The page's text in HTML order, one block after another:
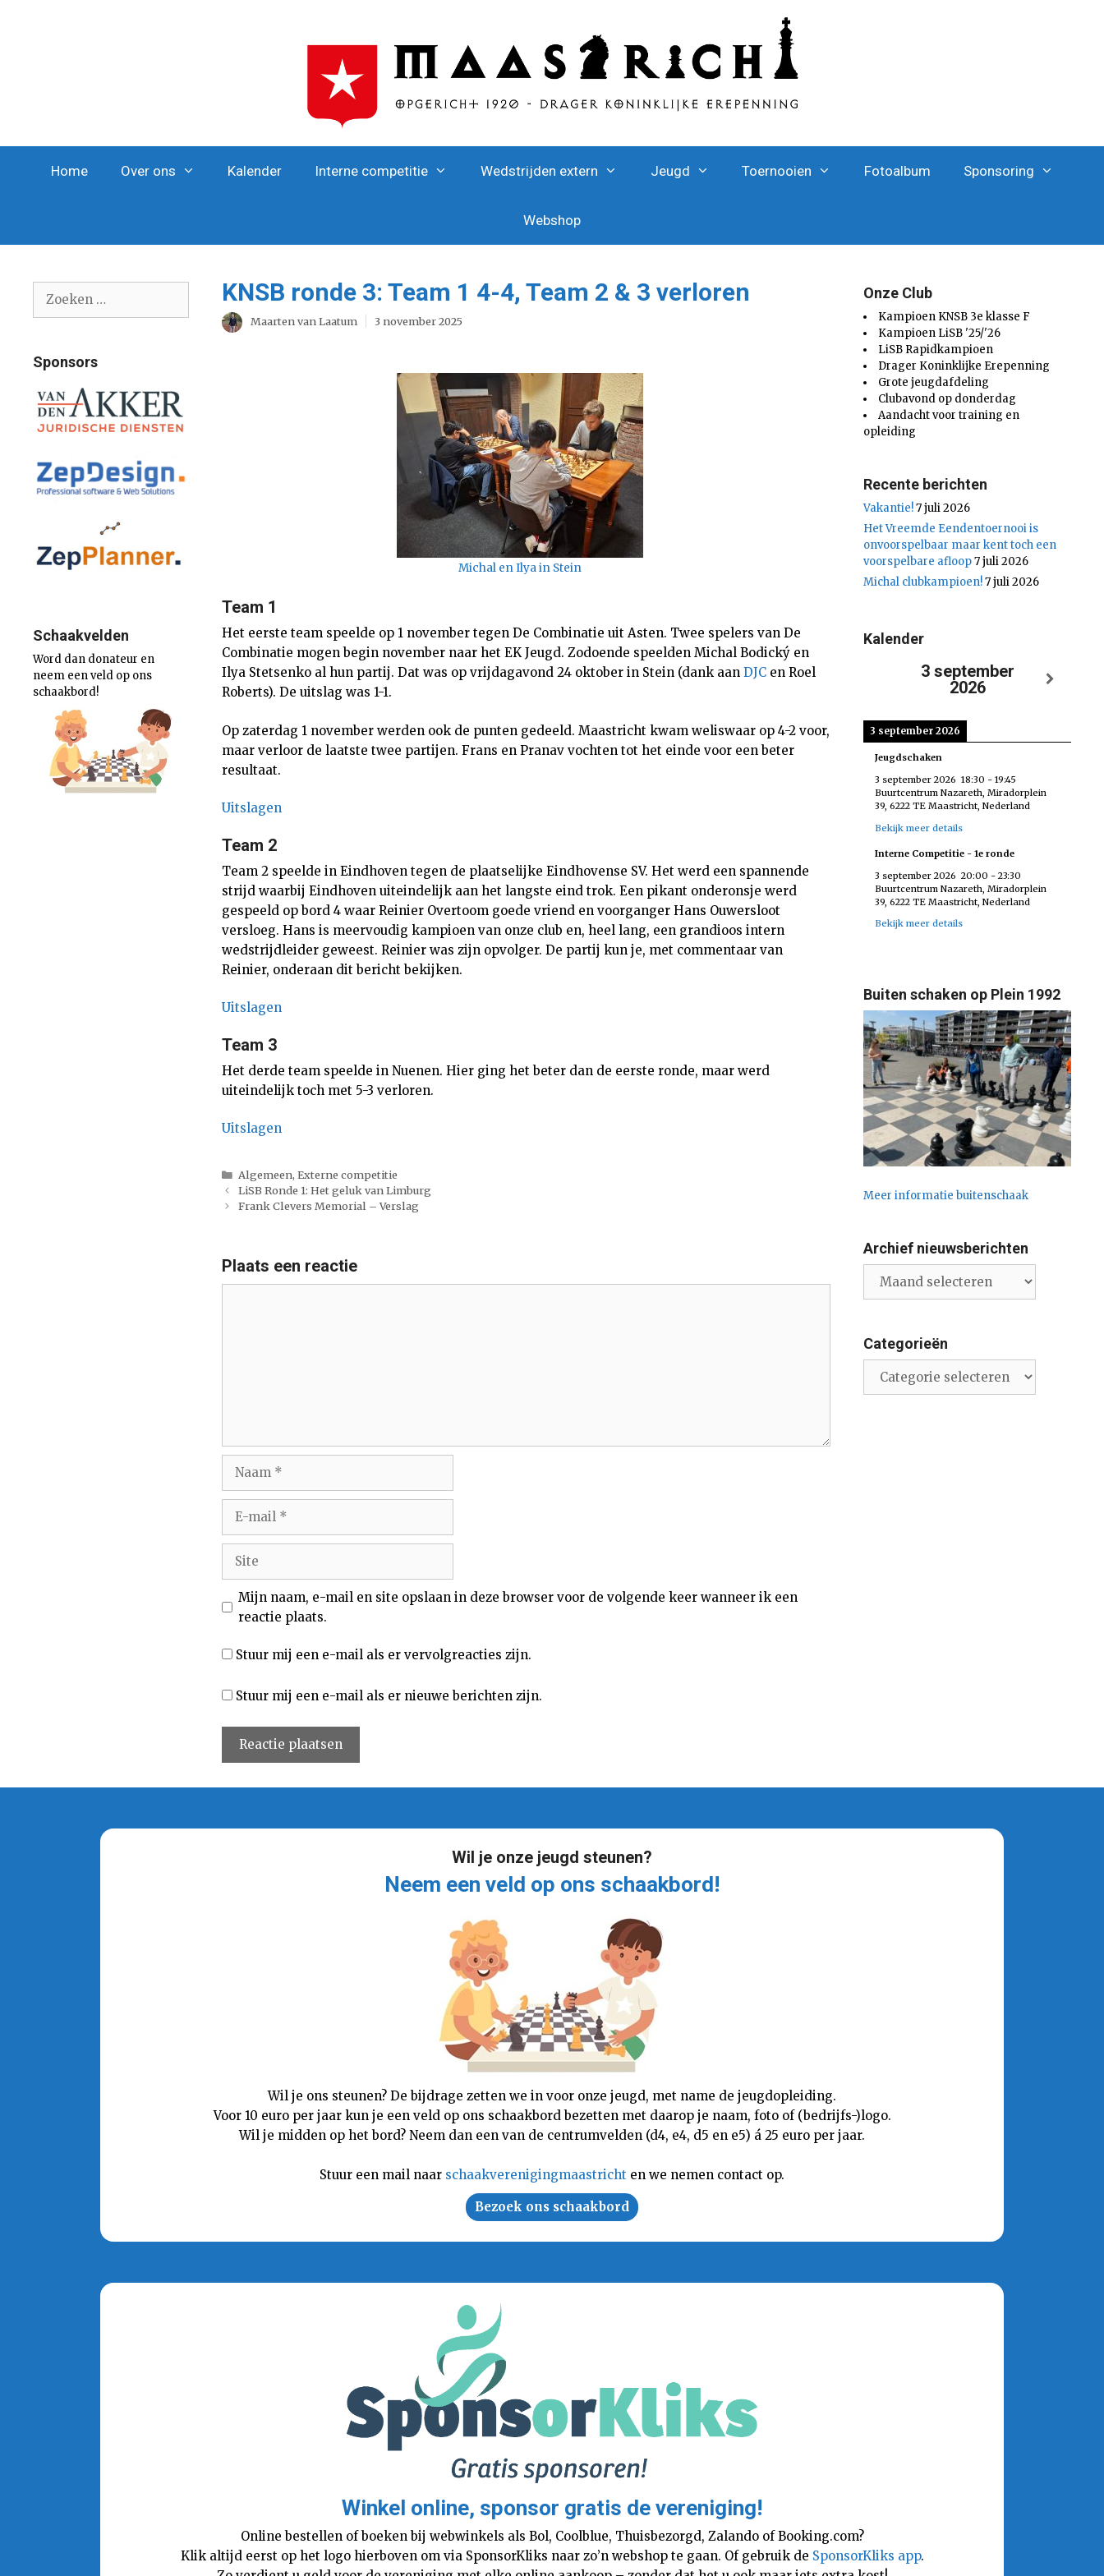
Home Over ons Kalender Interne competitie Wedstrijden extern Jeugd Toernooien Fotoalbum Sponsoring
Webshop
KNSB ronde 3: Team 1 4-4, Team 2 & 3 verloren
Maarten van Laatum 3 november 2025
Michal en Ilya in Stein
Team 1
Het eerste team speelde op 1 november tegen De Combinatie uit Asten. Twee spelers van De
Combinatie mogen begin november naar het EK Jeugd. Zodoende speelden Michal Bodický en
Ilya Stetsenko al hun partij. Dat was op vrijdagavond 24 oktober in Stein (dank aan DJCen Roel
Roberts). De uitslag was 1-1.
Op zaterdag 1 november werden ook de punten gedeeld. Maastricht kwam weliswaar op 4-2 voor,
maar verloor de laatste twee partijen. Frans en Pranav vochten tot het einde voor een beter
resultaat.
Uitslagen
Team 2
Team 2 speelde in Eindhoven tegen de plaatselijke Eindhovense SV. Het werd een spannende
strijd waarbij Eindhoven uiteindelijk aan het langste eind trok. Een pikant onderonsje werd
gespeeld op bord 4 waar Reinier Overtoom goede vriend en voorganger Hans Ouwersloot
versloeg. Hans is meervoudig kampioen van onze club en, heel lang, een grandioos intern
wedstrijdleider geweest. Reinier was zijn opvolger. De partij kun je, met commentaar van
Reinier, onderaan dit bericht bekijken.
Uitslagen
Team 3
Het derde team speelde in Nuenen. Hier ging het beter dan de eerste ronde, maar werd
uiteindelijk toch met 5-3 verloren.
Uitslagen
Categorieën
Algemeen,Externe competitie
LiSB Ronde 1: Het geluk van Limburg
Frank Clevers Memorial – Verslag
Plaats een reactie
Naam
Site
Mijn naam, e-mail en site opslaan in deze browser voor de volgende keer wanneer ik een
reactie plaats.
Stuur mij een e-mail als er vervolgreacties zijn.
Stuur mij een e-mail als er nieuwe berichten zijn.
naar:
Sponsors
Schaakvelden
Word dan donateur en
neem een veld op ons
schaakbord!
Onze Club
Kampioen KNSB 3e klasse F
Kampioen LiSB '25/'26
LiSB Rapidkampioen
Drager Koninklijke Erepenning
Grote jeugdafdeling
Clubavond op donderdag
Aandacht voor training en
opleiding
Recente berichten
Vakantie!7 juli 2026
Het Vreemde Eendentoernooi is
onvoorspelbaar maar kent toch een
voorspelbare afloop7 juli 2026
Michal clubkampioen!7 juli 2026
Kalender
3 september
2026
3 september 2026
Jeugdschaken
3 september 2026 18:30 -19:45
Buurtcentrum Nazareth, Miradorplein
39, 6222 TE Maastricht, Nederland
Bekijk meer details
Interne Competitie - 1e ronde
3 september 2026 20:00 -23:30
Buurtcentrum Nazareth, Miradorplein
39, 6222 TE Maastricht, Nederland
Bekijk meer details
Buiten schaken op Plein 1992
Meer informatie buitenschaak
Archief nieuwsberichten
nieuwsberichten
Categorieën
Wil je onze jeugd steunen?
Neem een veld op ons schaakbord!
Wil je ons steunen? De bijdrage zetten we in voor onze jeugd, met name de jeugdopleiding.
Voor 10 euro per jaar kun je een veld op ons schaakbord bezetten met daarop je naam, foto of (bedrijfs-)logo.
Wil je midden op het bord? Neem dan een van de centrumvelden (d4, e4, d5 en e5) á 25 euro per jaar.
Stuur een mail naar schaakverenigingmaastricht en we nemen contact op.
Bezoek ons schaakbord
Winkel online, sponsor gratis de vereniging!
Online bestellen of boeken bij webwinkels als Bol, Coolblue, Thuisbezorgd, Zalando of Booking.com?
Klik altijd eerst op het logo hierboven om via SponsorKliks naar zo’n webshop te gaan. Of gebruik de SponsorKliks app.